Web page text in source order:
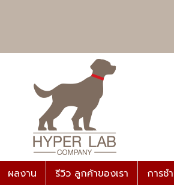
ผลงาน รีวิว ลูกค้าของเรา การช